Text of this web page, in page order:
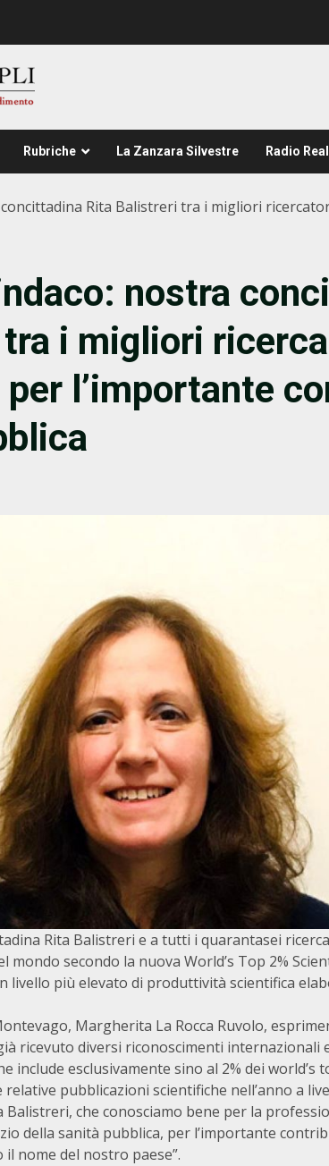
Rubriche La Zanzara Silvestre Radio
Rita Balistreri tra i migliori
nostra
i migliori
l’importante
Rita Balistreri e a tutti i quarantasei
secondo la nuova World’s Top 2%
livello più elevato di produttività scientifica
Margherita La Rocca Ruvolo,
ricevuto diversi riconoscimenti internazionali
include esclusivamente sino al 2% dei world’s
pubblicazioni scientifiche nell’anno a
che conosciamo bene per la
della sanità pubblica, per l’importante
nome del nostro paese”.